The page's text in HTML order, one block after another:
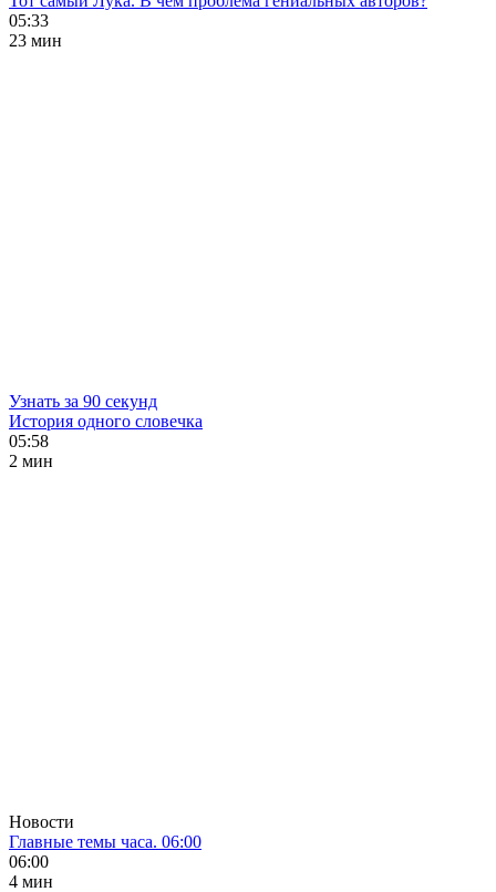
05:33
23 мин
Узнать за 90 секунд
История одного словечка
05:58
2 мин
Новости
Главные темы часа. 06:00
06:00
4 мин